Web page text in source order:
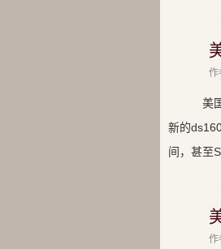
作
美
新的
间，甚至
作